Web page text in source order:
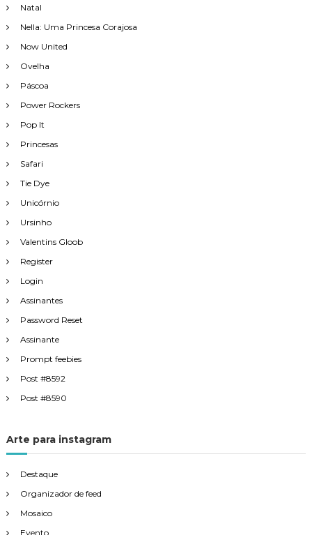
Natal
Nella: Uma Princesa Corajosa
Now United
Ovelha
Páscoa
Power Rockers
Pop It
Princesas
Safari
Tie Dye
Unicórnio
Ursinho
Valentins Gloob
Register
Login
Assinantes
Password Reset
Assinante
Prompt feebies
Post #8592
Post #8590
Arte para instagram
Destaque
Organizador de feed
Mosaico
Evento